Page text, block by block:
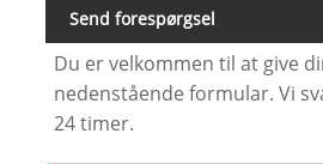
Send forespørgsel
Du er velkommen til at give
nedenstående formular. Vi
24 timer.